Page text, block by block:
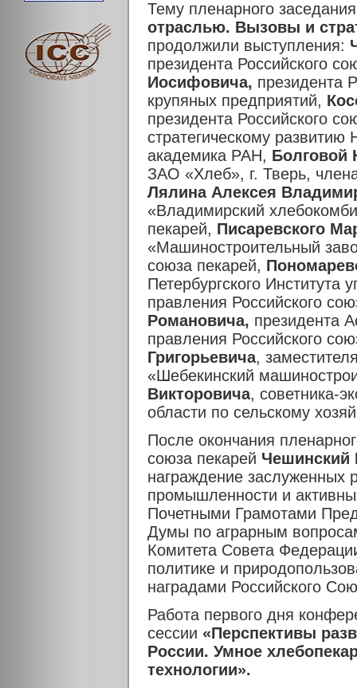
Тему пленарного
отраслью. Вызовы и
продолжили выступления:
президента Российского
Иосифовича, президента
крупяных предприятий,
президента Российского
стратегическому
академика РАН,
ЗАО «Хлеб», г. Тверь,
Лялина Алексея
«Владимирский
пекарей, Писаревского
«Машиностроительный
союза пекарей,
Петербургского
правления Российского
Романовича, президента
правления Российского
Григорьевича,
«Шебекинский
Викторовича, советника-
области по сельскому
После окончания
союза пекарей Чешинский
награждение заслуженных
промышленности и
Почетными Грамотами
Думы по аграрным
Комитета Совета
политике и
наградами Российского
Работа первого дня
сессии «Перспективы
России. Умное
технологии».